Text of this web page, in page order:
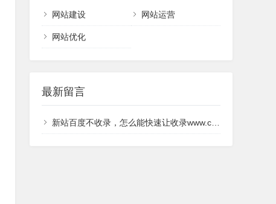
网站建设 网站运营
网站优化
最新留言
新站百度不收录，怎么能快速让收录www.cy581.com？